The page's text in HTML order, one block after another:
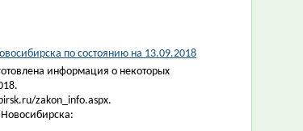
по состоянию на 13.09.2018
информация о некоторых
zakon_info.aspx.